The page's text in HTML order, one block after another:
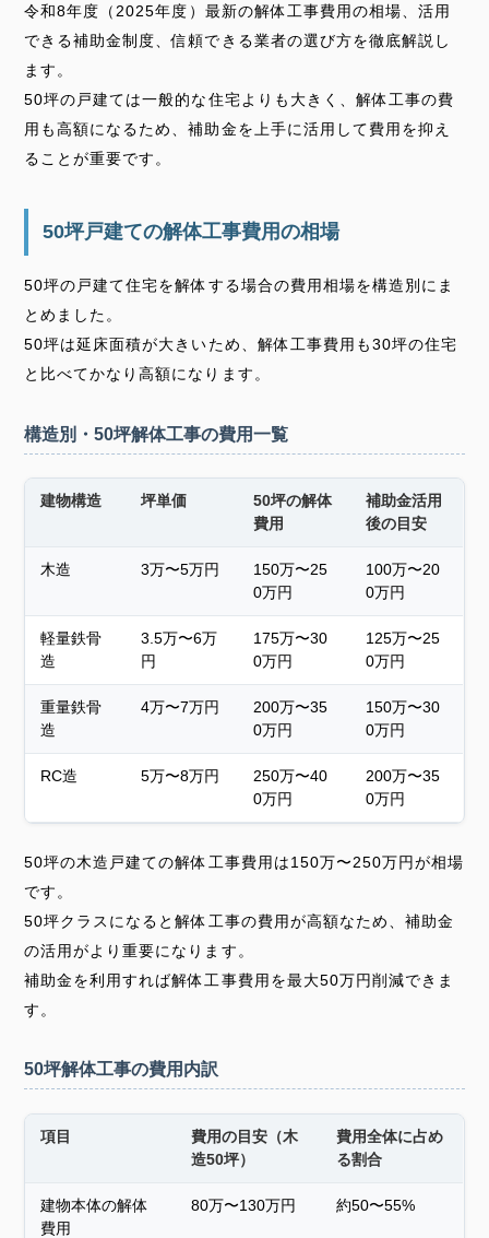
令和8年度（2025年度）最新の解体工事費用の相場、活用
できる補助金制度、信頼できる業者の選び方を徹底解説し
ます。
50坪の戸建ては一般的な住宅よりも大きく、解体工事の費
用も高額になるため、補助金を上手に活用して費用を抑え
ることが重要です。
50坪戸建ての解体工事費用の相場
50坪の戸建て住宅を解体する場合の費用相場を構造別にま
とめました。
50坪は延床面積が大きいため、解体工事費用も30坪の住宅
と比べてかなり高額になります。
構造別・50坪解体工事の費用一覧
建物構造 坪単価
50坪の解体
費用
補助金活用
後の目安
木造 3万〜5万円
150万〜25
0万円
100万〜20
0万円
軽量鉄骨
造
3.5万〜6万
円
175万〜30
0万円
125万〜25
0万円
重量鉄骨
造
4万〜7万円
200万〜35
0万円
150万〜30
0万円
RC造 5万〜8万円
250万〜40
0万円
200万〜35
0万円
50坪の木造戸建ての解体工事費用は150万〜250万円が相場
です。
50坪クラスになると解体工事の費用が高額なため、補助金
の活用がより重要になります。
補助金を利用すれば解体工事費用を最大50万円削減できま
す。
50坪解体工事の費用内訳
項目
費用の目安（木
造50坪）
費用全体に占め
る割合
建物本体の解体
費用
80万〜130万円 約50〜55%